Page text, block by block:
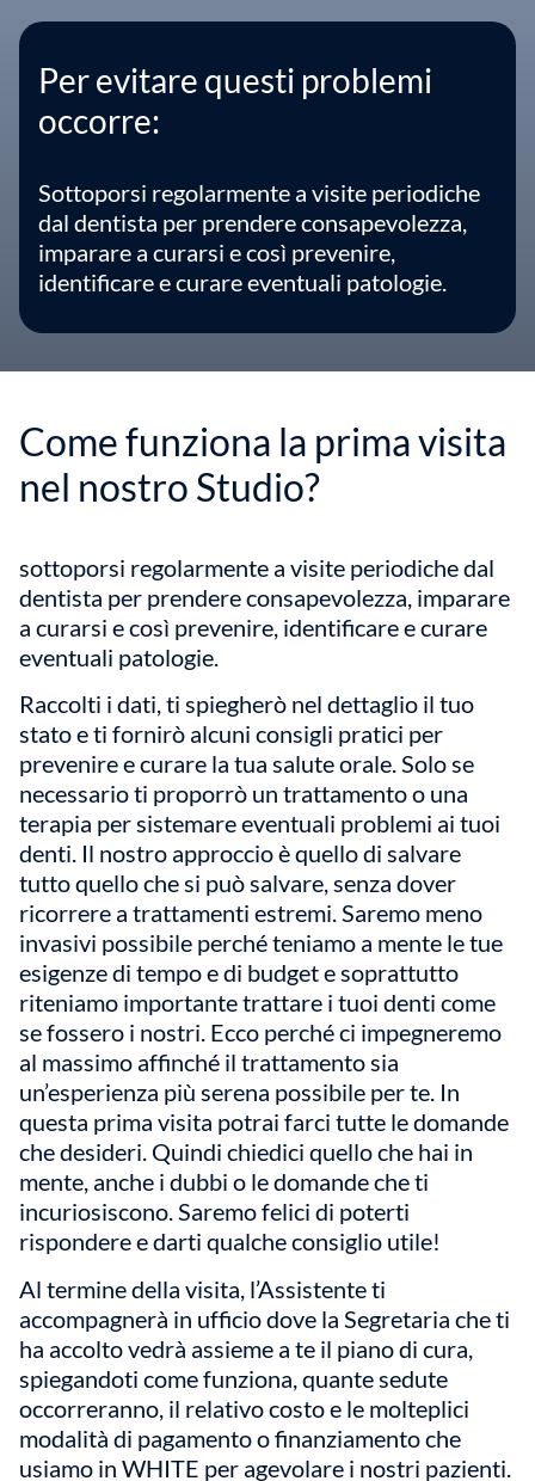
Per evitare questi problemi
occorre:
Sottoporsi regolarmente a visite periodiche
dal dentista per prendere consapevolezza,
imparare a curarsi e così prevenire,
identificare e curare eventuali patologie.
Come funziona la prima visita
nel nostro Studio?
sottoporsi regolarmente a visite periodiche dal
dentista per prendere consapevolezza, imparare
a curarsi e così prevenire, identificare e curare
eventuali patologie.
Raccolti i dati, ti spiegherò nel dettaglio il tuo
stato e ti fornirò alcuni consigli pratici per
prevenire e curare la tua salute orale. Solo se
necessario ti proporrò un trattamento o una
terapia per sistemare eventuali problemi ai tuoi
denti. Il nostro approccio è quello di salvare
tutto quello che si può salvare, senza dover
ricorrere a trattamenti estremi. Saremo meno
invasivi possibile perché teniamo a mente le tue
esigenze di tempo e di budget e soprattutto
riteniamo importante trattare i tuoi denti come
se fossero i nostri. Ecco perché ci impegneremo
al massimo affinché il trattamento sia
un’esperienza più serena possibile per te. In
questa prima visita potrai farci tutte le domande
che desideri. Quindi chiedici quello che hai in
mente, anche i dubbi o le domande che ti
incuriosiscono. Saremo felici di poterti
rispondere e darti qualche consiglio utile!
Al termine della visita, l’Assistente ti
accompagnerà in ufficio dove la Segretaria che ti
ha accolto vedrà assieme a te il piano di cura,
spiegandoti come funziona, quante sedute
occorreranno, il relativo costo e le molteplici
modalità di pagamento o finanziamento che
usiamo in WHITE per agevolare i nostri pazienti.